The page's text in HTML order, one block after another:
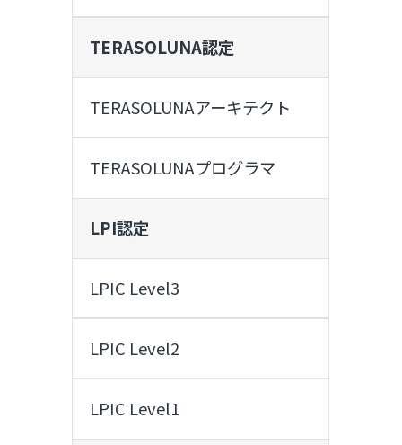
TERASOLUNA認定
TERASOLUNAアーキテクト
TERASOLUNAプログラマ
LPI認定
LPIC Level3
LPIC Level2
LPIC Level1